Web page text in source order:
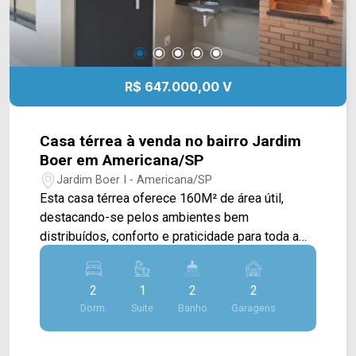
WhatsApp e Telefone: (19) 3475-4546 ARBIX
IMÓVEIS - Presente em cada mudança!
R$ 647.000,00 V
Casa térrea à venda no bairro Jardim
Boer em Americana/SP
Jardim Boer I - Americana/SP
Esta casa térrea oferece 160M² de área útil,
destacando-se pelos ambientes bem
distribuídos, conforto e praticidade para toda a
família. A área social conta com sala de estar e
sala de jantar integradas, proporcionando um
ambiente amplo e acolhedor para os momentos
de convivência. A cozinha possui excelente
espaço para organização e funcionalidade,
2
Dorm.
1
Suite
2
Banho
2
Garagens